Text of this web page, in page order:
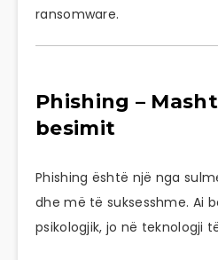
ransomware.
Phishing –
besimit
Phishing është një nga
dhe më të suksesshme. Ai
psikologjik, jo në teknologji